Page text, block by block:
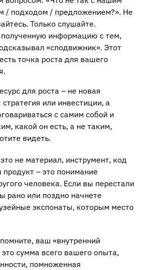
/ подходом / предложением?». Не
Только слушайте.
полученную информацию с тем,
«сподвижник». Этот
точка роста для вашего
для роста – не новая
или инвестиции, а
с самим собой и
какой он есть, а не таким,
видеть.
не материал, инструмент, код
– это понимание
человека. Если вы перестали
рано или поздно начнете
экспонаты, которым место
ваш «внутренний
сумма всего вашего опыта,
помноженная